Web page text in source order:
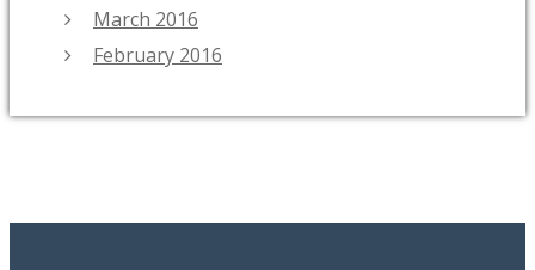
March 2016
February 2016